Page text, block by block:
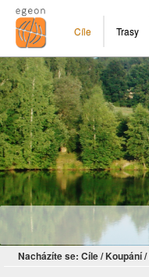
Cíle Trasy
Nacházíte se: Cíle/ Koupání/